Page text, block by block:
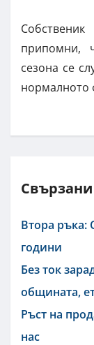
припомни,
сезона се
нормалното
Втора ръка:
години
Без ток
общината,
Ръст на
нас